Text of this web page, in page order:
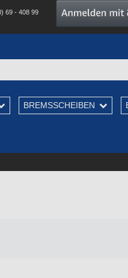
69 - 408 99
BREMSSCHEIBEN